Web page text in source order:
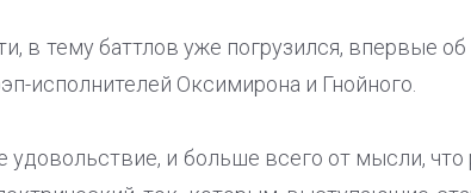
в тему баттлов уже погрузился, впервые
исполнителей Оксимирона и Гнойного.
и больше всего от мысли, что